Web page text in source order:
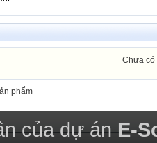
Chưa có
phẩm
của dự ánE-